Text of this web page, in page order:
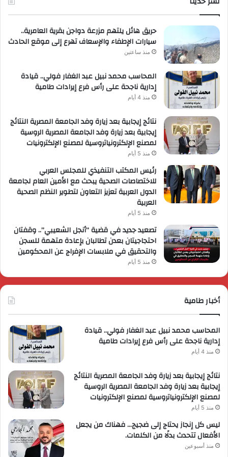
حريق هائل يلتهم مزرعة دواجن بقرية العامرية..
سيارات الإطفاء والإسعاف تهرع إلى موقع الحادث
منذ ساعتين
المحاسب محمد نبيل عبد الغفار فولي.. قيادة
إدارية ناجحة على رأس فرع إيرادات طامية
منذ 4 أيام
نتائج إيجابية بعد زيارة وفد الجامعة المصرية النتائج
إيجابية بعد زيارة وفد الجامعة المصرية الروسية
لمصنع الإلكترونياتروسية لمصنع الإلكترونيات
منذ 5 أيام
رئيس المكتب التنفيذي للمجلس العربي
للاختصاصات الصحية يبحث مع الأمين العام لجامعة
الدول العربية تعزيز التعاون لتطوير النظم الصحية
العربية
منذ 5 أيام
تصعيد جديد في قضية “أنجل الشعيبي”.. وقفتان
احتجاجيتان بعدن تطالبان بإعادة متهمة للسجن
والتحقيق في ملابسات الإفراج عن المحكومين
منذ 5 أيام
أخبار طامية
المحاسب محمد نبيل عبد الغفار فولي.. قيادة
إدارية ناجحة على رأس فرع إيرادات طامية
منذ 4 أيام
نتائج إيجابية بعد زيارة وفد الجامعة المصرية النتائج
إيجابية بعد زيارة وفد الجامعة المصرية الروسية
لمصنع الإلكترونياتروسية لمصنع الإلكترونيات
منذ 5 أيام
ليس كل إنجاز يحتاج إلى ضجيج… فهناك من يجعل
الأفعال تتحدث بدلًا من الكلمات.
منذ أسبوعين